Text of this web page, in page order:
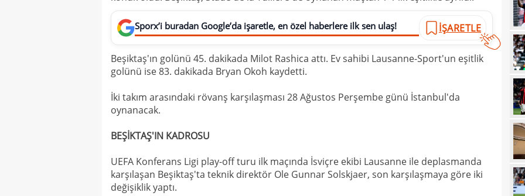
Sporx’i buradan Google’da işaretle, en özel haberlere ilk sen ulaş! İŞARETLE
Beşiktaş'ın golünü 45. dakikada Milot Rashica attı. Ev sahibi Lausanne-Sport'un eşitlik
golünü ise 83. dakikada Bryan Okoh kaydetti.
İki takım arasındaki rövanş karşılaşması 28 Ağustos Perşembe günü İstanbul'da
oynanacak.
BEŞİKTAŞ'IN KADROSU
UEFA Konferans Ligi play-off turu ilk maçında İsviçre ekibi Lausanne ile deplasmanda
karşılaşan Beşiktaş'ta teknik direktör Ole Gunnar Solskjaer, son karşılaşmaya göre iki
değişiklik yaptı.
oldu